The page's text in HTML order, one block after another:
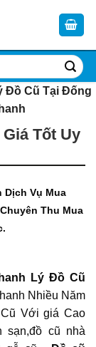
Đồ Cũ Tại Đống
Tốt Uy
Dịch Vụ Mua
Thu Mua
Lý Đồ Cũ
Nhiều Năm
Với giá Cao
sạn,đồ cũ nhà